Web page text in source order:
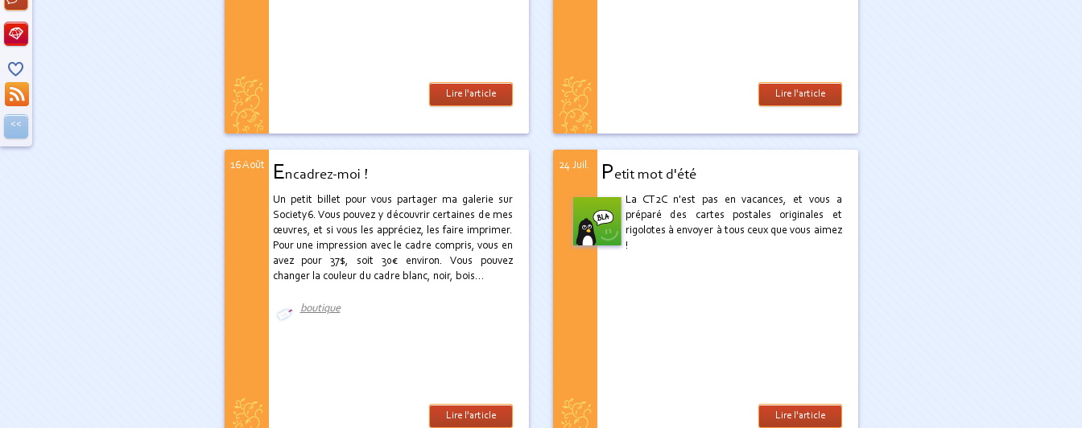
Lire l'article Lire l'article
16 Août Encadrez-moi !
Un petit billet pour vous partager ma galerie sur
Society6. Vous pouvez y découvrir certaines de mes
œuvres, et si vous les appréciez, les faire imprimer.
Pour une impression avec le cadre compris, vous en
avez pour 37$, soit 30€ environ. Vous pouvez
changer la couleur du cadre blanc, noir, bois...
boutique
Lire l'article
24 Juil. Petit mot d'été
La CT2C n'est pas en vacances, et vous a
préparé des cartes postales originales et
rigolotes à envoyer à tous ceux que vous aimez
!
Lire l'article
<<